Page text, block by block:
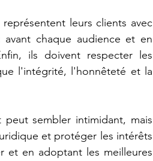
leurs clients avec
chaque audience et en
ils doivent respecter les
l'intégrité, l'honnêteté et la
sembler intimidant, mais
et protéger les intérêts
et en adoptant les meilleures